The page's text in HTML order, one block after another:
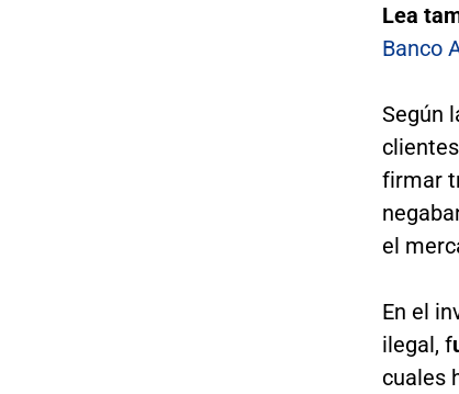
Lea
Banco
Según
firmar
el
En el
ilegal, f
cuales